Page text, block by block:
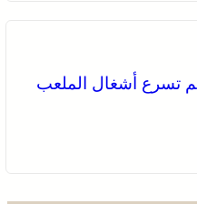
مليار درهم تسرع أشغال الملعب